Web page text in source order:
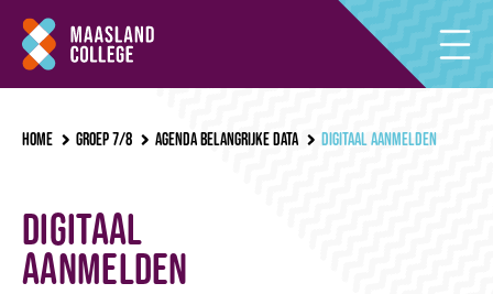
Home Groep 7/8 Agenda belangrijke data Digitaal aanmelden
Digitaal
aanmelden